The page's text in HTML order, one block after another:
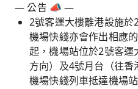
— 公告 📣 —
2號客運大樓離港設施於
機場快綫亦會作出相應
起，機場站位於2號客
方向）及4號月台（往
機場快綫列車抵達機場